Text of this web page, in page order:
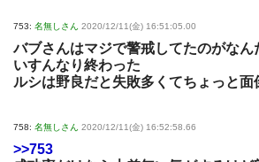
753: 名無しさん 2020/12/11(金) 16:51:05.00
バブさんはマジで警戒してたのがなん
いすんなり終わった
ルシは野良だと失敗多くてちょっと面
758: 名無しさん 2020/12/11(金) 16:52:58.66
>>753